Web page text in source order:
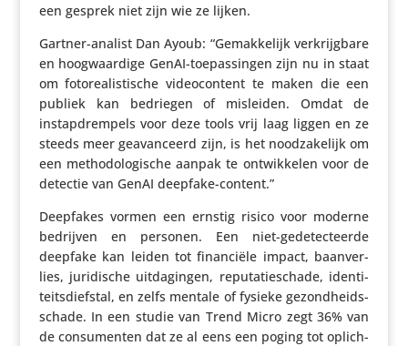
een gesprek niet zijn wie ze lijken.
Gartner-analist Dan Ayoub: “Gemak­ke­lijk verkrijg­bare
en hoog­waar­dige GenAI-toepas­singen zijn nu in staat
om foto­re­a­lis­ti­sche video­con­tent te maken die een
publiek kan bedriegen of misleiden. Omdat de
instap­drem­pels voor deze tools vrij laag liggen en ze
steeds meer geavan­ceerd zijn, is het nood­za­ke­lijk om
een metho­do­lo­gi­sche aanpak te ontwik­kelen voor de
detectie van GenAI deepfake-content.”
Deepfakes vormen een ernstig risico voor moderne
bedrijven en personen. Een niet-gede­tec­teerde
deepfake kan leiden tot finan­ciële impact, baan­ver­
lies, juri­di­sche uitda­gingen, repu­ta­tie­schade, iden­ti­
teits­dief­stal, en zelfs mentale of fysieke gezond­heids­
schade. In een studie van Trend Micro zegt 36% van
de consu­menten dat ze al eens een poging tot oplich­